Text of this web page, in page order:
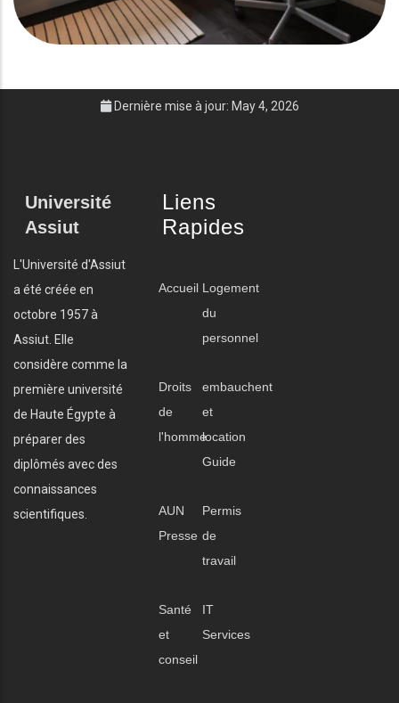
Dernière mise à jour: May 4, 2026
Université
Assiut
L'Université d'Assiut
a été créée en
octobre 1957 à
Assiut. Elle
considère comme la
première université
de Haute Égypte à
préparer des
diplômés avec des
connaissances
scientifiques.
Liens
Rapides
Accueil Logement
du
personnel
Droits
de
l'homme
embauchent
et
location
Guide
AUN
Presse
Permis
de
travail
Santé
et
conseil
IT
Services